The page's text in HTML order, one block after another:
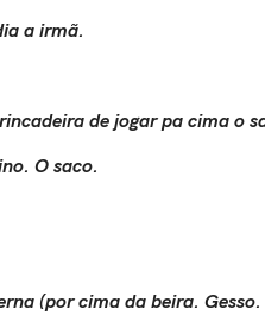
a irmã.
de jogar pa cima o
O saco.
(por cima da beira.